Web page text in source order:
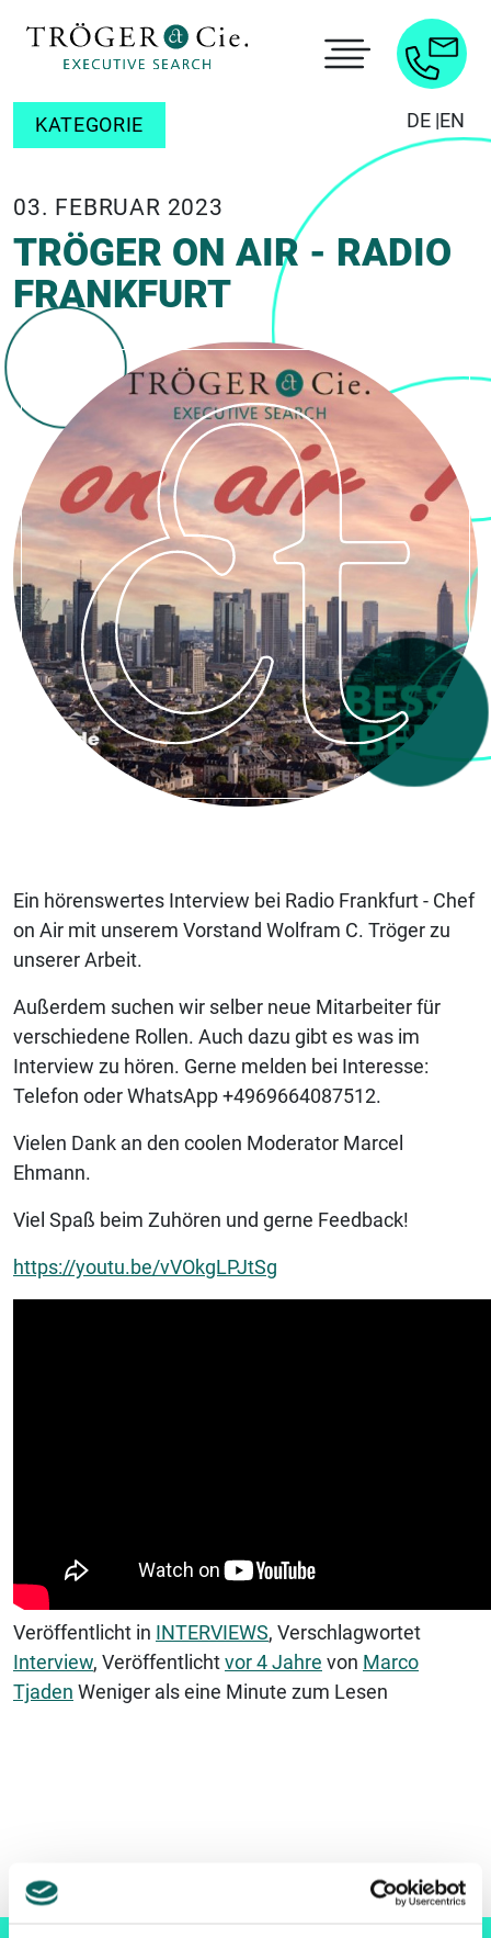
DE |EN
KATEGORIE
03. FEBRUAR 2023
TRÖGER ON AIR - RADIO
FRANKFURT
Ein hörenswertes Interview bei Radio Frankfurt - Chef
on Air mit unserem Vorstand Wolfram C. Tröger zu
unserer Arbeit.
Außerdem suchen wir selber neue Mitarbeiter für
verschiedene Rollen. Auch dazu gibt es was im
Interview zu hören. Gerne melden bei Interesse:
Telefon oder WhatsApp +4969664087512.
Vielen Dank an den coolen Moderator Marcel
Ehmann.
Viel Spaß beim Zuhören und gerne Feedback!
https://youtu.be/vVOkgLPJtSg
Veröffentlicht in INTERVIEWS, Verschlagwortet
Interview, Veröffentlichtvor 4 Jahre von Marco
Tjaden Weniger als eine Minute zum Lesen
GERNE HELFE ICH IHNEN